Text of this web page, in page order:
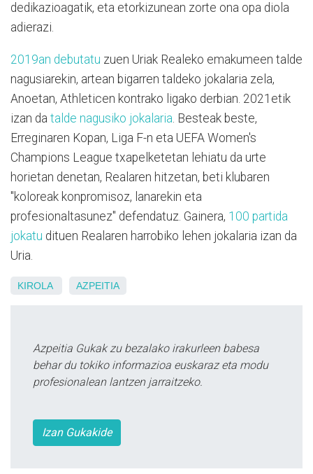
dedikazioagatik, eta etorkizunean zorte ona opa diola
adierazi.
2019an debutatu zuen Uriak Realeko emakumeen talde
nagusiarekin, artean bigarren taldeko jokalaria zela,
Anoetan, Athleticen kontrako ligako derbian. 2021etik
izan da talde nagusiko jokalaria . Besteak beste,
Erreginaren Kopan, Liga F-n eta UEFA Women's
Champions League txapelketetan lehiatu da urte
horietan denetan, Realaren hitzetan, beti klubaren
"koloreak konpromisoz, lanarekin eta
profesionaltasunez" defendatuz. Gainera, 100 partida
jokatu dituen Realaren harrobiko lehen jokalaria izan da
Uria.
KIROLA AZPEITIA
Azpeitia Gukak zu bezalako irakurleen babesa
behar du tokiko informazioa euskaraz eta modu
profesionalean lantzen jarraitzeko.
Izan Gukakide